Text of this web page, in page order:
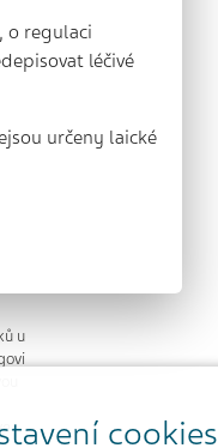
u
cookies
o regulaci
léčivé
určeny laické